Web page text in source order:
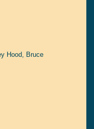
Hood, Bruce